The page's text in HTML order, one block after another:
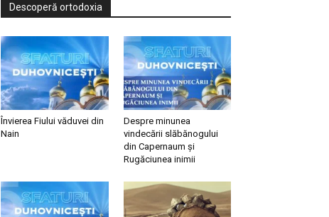
Descoperă ortodoxia
Învierea Fiului văduvei din
Nain
Despre minunea
vindecării slăbănogului
din Capernaum și
Rugăciunea inimii